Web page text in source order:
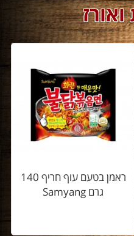
ראמן בטעם עוף חריף 140
גרם Samyang